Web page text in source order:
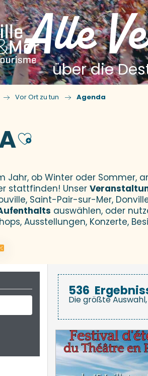
Alle
über die
Vor Ort zu tun Agenda
Ajouter
Jahr, ob Winter oder Sommer,
stattfinden! Unser
Saint-Pair-sur-Mer,
auswählen, oder
Ausstellungen, Konzerte,
536
Die größte